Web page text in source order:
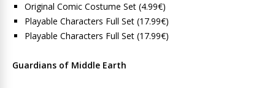
Original Comic Costume Set (4.99€)
Playable Characters Full Set (17.99€)
Playable Characters Full Set (17.99€)
Guardians of Middle Earth